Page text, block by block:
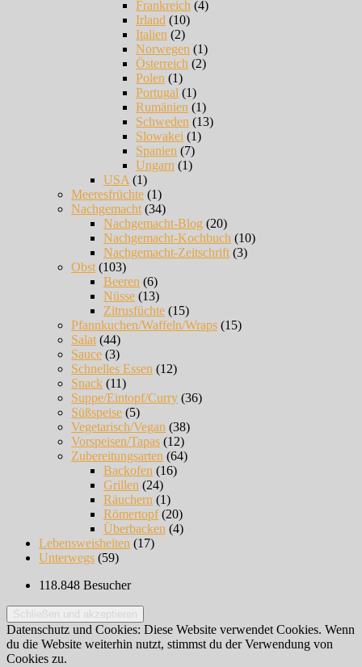
Frankreich (4)
Irland (10)
Italien (2)
Norwegen (1)
Österreich (2)
Polen (1)
Portugal (1)
Rumänien (1)
Schweden (13)
Slowakei (1)
Spanien (7)
Ungarn (1)
USA (1)
Meeresfrüchte (1)
Nachgemacht (34)
Nachgemacht-Blog (20)
Nachgemacht-Kochbuch (10)
Nachgemacht-Zeitschrift (3)
Obst (103)
Beeren (6)
Nüsse (13)
Zitrusfüchte (15)
Pfannkuchen/Waffeln/Wraps (15)
Salat (44)
Sauce (3)
Schnelles Essen (12)
Snack (11)
Suppe/Eintopf/Curry (36)
Süßspeise (5)
Vegetarisch/Vegan (38)
Vorspeisen/Tapas (12)
Zubereitungsarten (64)
Backofen (16)
Grillen (24)
Räuchern (1)
Römertopf(20)
Überbacken (4)
Lebensweisheiten (17)
Unterwegs (59)
118.848 Besucher
Datenschutz und Cookies: Diese Website verwendet Cookies. Wenn
du die Website weiterhin nutzt, stimmst du der Verwendung von
Cookies zu.